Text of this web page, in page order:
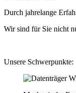
Durch jahrelange
Wir sind für Sie nicht
Unsere Schwerpunkte: